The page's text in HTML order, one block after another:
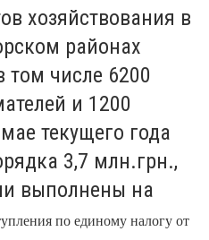
хозяйствования в
районах
том числе 6200
и 1200
текущего года
3,7 млн.грн.,
выполнены на
по единому налогу от